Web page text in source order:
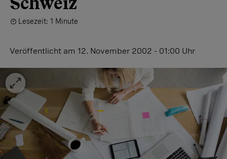
Lesezeit: 1 Minute
Veröffentlicht am 12. November 2002 - 01:00 Uhr